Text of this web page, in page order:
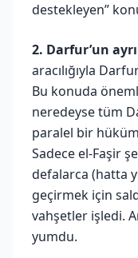
destekleyen”
2. Darfur’un
aracılığıyla
Bu konuda
neredeyse tüm
paralel bir
Sadece el-Faşir
defalarca (hatta
geçirmek için
vahşetler işledi.
yumdu.